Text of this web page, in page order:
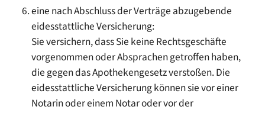
eine nach Abschluss der Verträge abzugebende
eidesstattliche Versicherung:
Sie versichern, dass Sie keine Rechtsgeschäfte
vorgenommen oder Absprachen getroffen haben,
die gegen das Apothekengesetz verstoßen. Die
eidesstattliche Versicherung können sie vor einer
Notarin oder einem Notar oder vor der